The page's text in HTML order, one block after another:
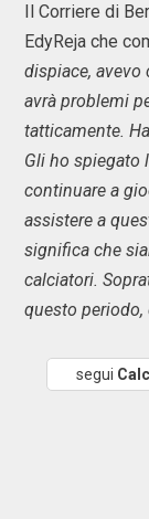
Il Corriere di
EdyReja che
dispiace,
avrà problemi
tatticamente.
Gli ho spiegato
continuare a
assistere a
significa che
calciatori.
questo periodo,
segui